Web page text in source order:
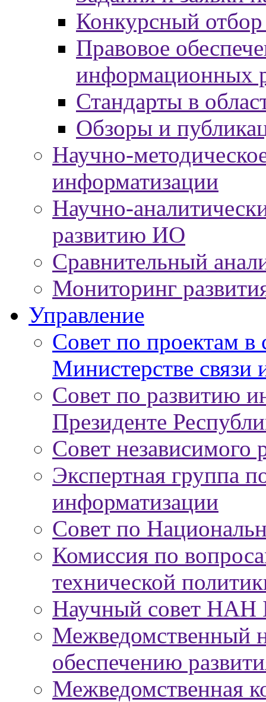
Конкурсный
Правовое
информационных
Стандарты в
Обзоры и
Научно-
информатизации
Научно-
развитию ИО
Сравнительный
Мониторинг
Управление
Совет по проектам в
Министерстве связи
Совет по развитию
Президенте
Совет независимого
Экспертная группа
информатизации
Совет по
Комиссия по
технической
Научный совет НАН
Межведомственный
обеспечению
Межведомственная